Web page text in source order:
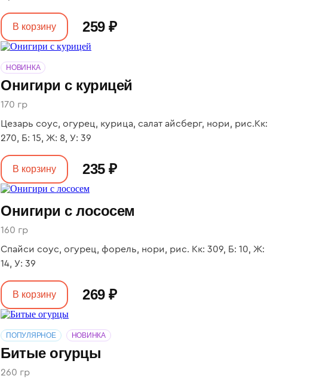
259 ₽
В корзину
Онигири с курицей
НОВИНКА
170 гр
Цезарь соус, огурец, курица, салат айсберг, нори, рис.Кк:
270, Б: 15, Ж: 8, У: 39
235 ₽
В корзину
Онигири с лососем
160 гр
Спайси соус, огурец, форель, нори, рис. Кк: 309, Б: 10, Ж:
14, У: 39
269 ₽
В корзину
Битые огурцы
ПОПУЛЯРНОЕ НОВИНКА
260 гр